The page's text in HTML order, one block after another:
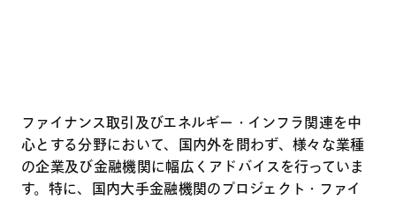
ファイナンス取引及びエネルギー・インフラ関連を中
心とする分野において、国内外を問わず、様々な業種
の企業及び金融機関に幅広くアドバイスを行っていま
す。特に、国内大手金融機関のプロジェクト・ファイ